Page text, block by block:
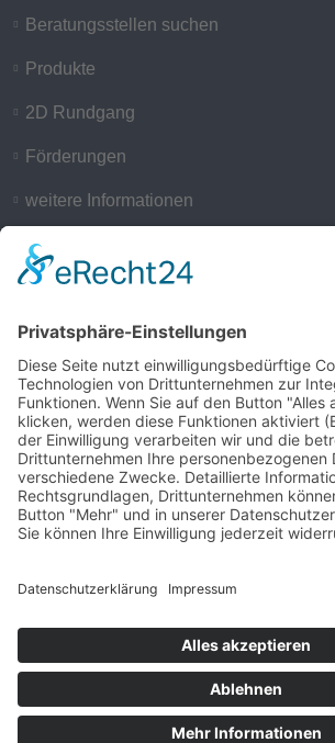
Beratungsstellen suchen
Produkte
2D Rundgang
Förderungen
weitere Informationen
© 2025 - Alle Rechte
Impressum